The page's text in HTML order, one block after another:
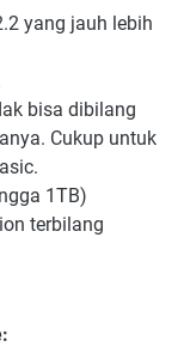
yang jauh lebih
bisa dibilang
Cukup untuk
1TB)
terbilang